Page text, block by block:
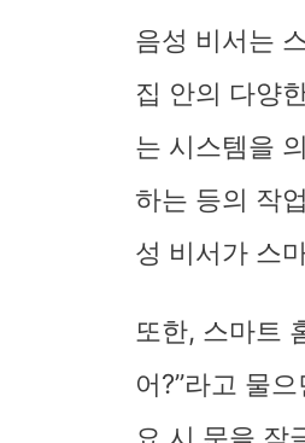
음성 비서는
집 안의 다양
는 시스템을
하는 등의 작
성 비서가 스
또한, 스마트
어?”라고 물